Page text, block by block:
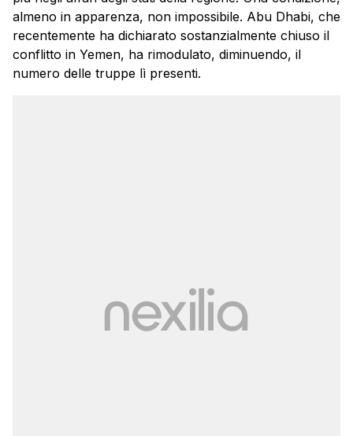
almeno in apparenza, non impossibile. Abu Dhabi, che
recentemente ha dichiarato sostanzialmente chiuso il
conflitto in Yemen, ha rimodulato, diminuendo, il
numero delle truppe lì presenti.